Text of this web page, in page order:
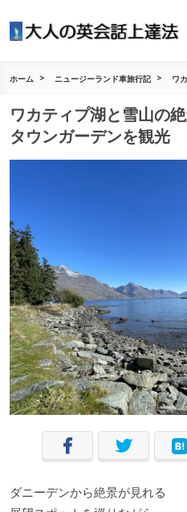
ホーム ニュージーランド車旅行記 ワ
ワカティプ湖と雪山の
タウンガーデンを観光
ダニーデンから絶景が見れる